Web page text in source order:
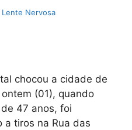
Lente Nervosa
chocou a cidade de
(01), quando
47 anos, foi
a tiros na Rua das